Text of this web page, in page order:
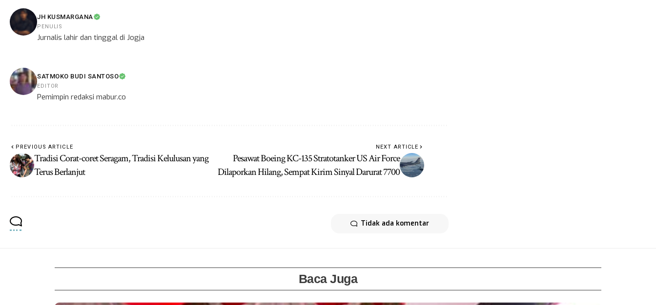
JH KUSMARGANA
PENULIS
Jurnalis lahir dan tinggal di Jogja
SATMOKO BUDI SANTOSO
EDITOR
Pemimpin redaksi mabur.co
PREVIOUS ARTICLE
Tradisi Corat-coret Seragam, Tradisi Kelulusan yang
Terus Berlanjut
NEXT ARTICLE
Pesawat Boeing KC-135 Stratotanker US Air Force
Dilaporkan Hilang, Sempat Kirim Sinyal Darurat 7700
Tidak ada komentar
Baca Juga